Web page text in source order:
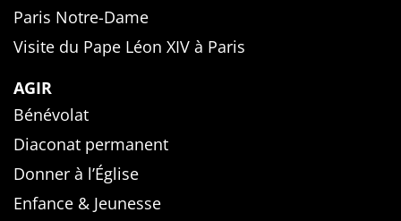
Paris Notre-Dame
Visite du Pape Léon XIV à Paris
AGIR
Bénévolat
Diaconat permanent
Donner à l’Église
Enfance & Jeunesse